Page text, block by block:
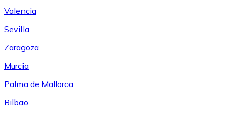
Valencia
Sevilla
Zaragoza
Murcia
Palma de Mallorca
Bilbao